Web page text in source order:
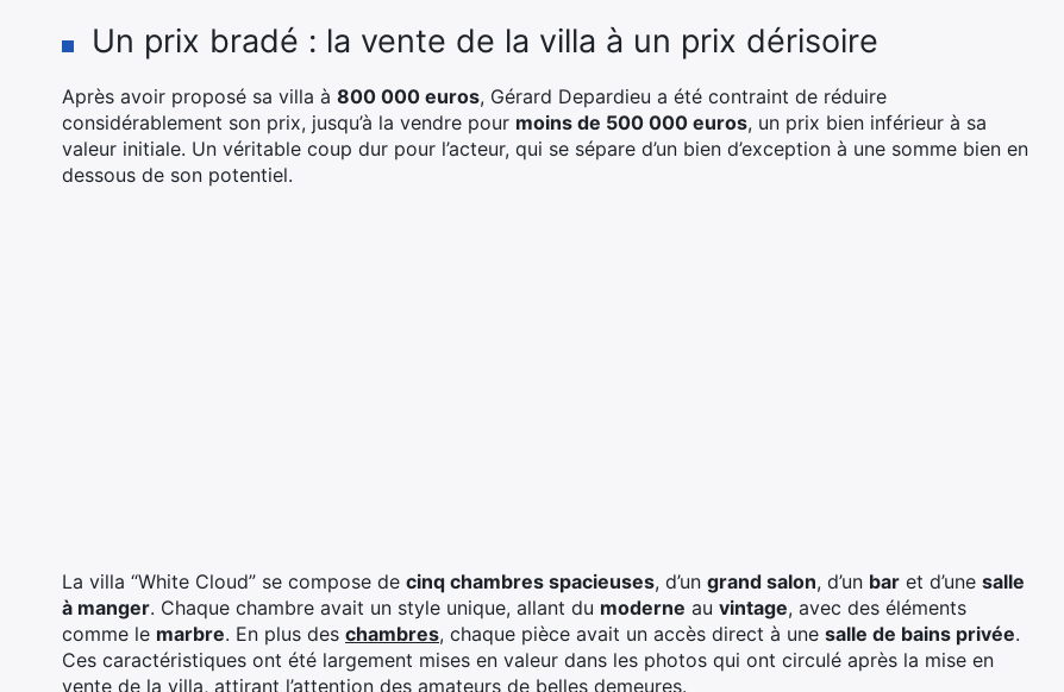
Un prix bradé : la vente de la villa à un prix dérisoire
Après avoir proposé sa villa à 800 000 euros, Gérard Depardieu a été contraint de réduire
considérablement son prix, jusqu’à la vendre pour moins de 500 000 euros, un prix bien inférieur à sa
valeur initiale. Un véritable coup dur pour l’acteur, qui se sépare d’un bien d’exception à une somme bien en
dessous de son potentiel.
La villa “White Cloud” se compose de cinq chambres spacieuses, d’un grand salon, d’un bar et d’une salle
à manger. Chaque chambre avait un style unique, allant du moderne au vintage, avec des éléments
comme le marbre. En plus des chambres, chaque pièce avait un accès direct à une salle de bains privée.
Ces caractéristiques ont été largement mises en valeur dans les photos qui ont circulé après la mise en
vente de la villa, attirant l’attention des amateurs de belles demeures.